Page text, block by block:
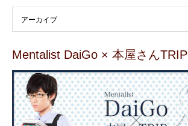
Mentalist DaiGo × 本屋さんTRIP